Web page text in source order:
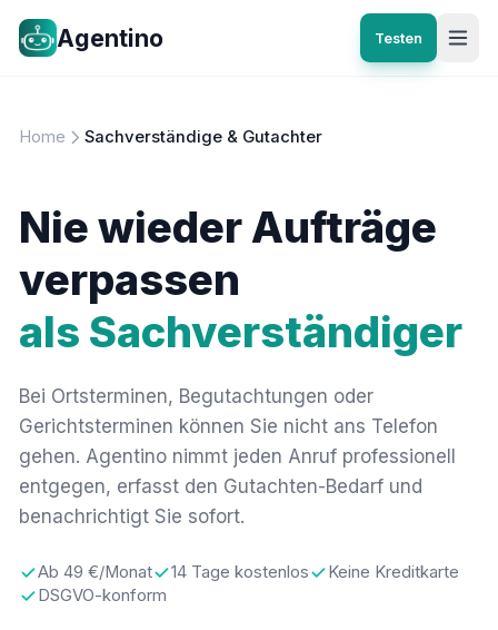
Agentino Testen
Home Sachverständige & Gutachter
Nie wieder Aufträge
verpassen
als Sachverständiger
Bei Ortsterminen, Begutachtungen oder
Gerichtsterminen können Sie nicht ans Telefon
gehen. Agentino nimmt jeden Anruf professionell
entgegen, erfasst den Gutachten-Bedarf und
benachrichtigt Sie sofort.
Ab 49 €/Monat 14 Tage kostenlos
Keine Kreditkarte
DSGVO-konform